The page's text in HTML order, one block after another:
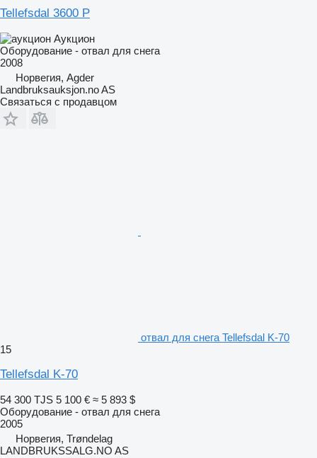
Tellefsdal 3600 P
Аукцион
Оборудование - отвал для снега
2008
Норвегия, Agder
Landbruksauksjon.no AS
Связаться с продавцом
отвал для снега Tellefsdal K-70
15
Tellefsdal K-70
54 300 TJS 5 100 € ≈ 5 893 $
Оборудование - отвал для снега
2005
Норвегия, Trøndelag
LANDBRUKSSALG.NO AS